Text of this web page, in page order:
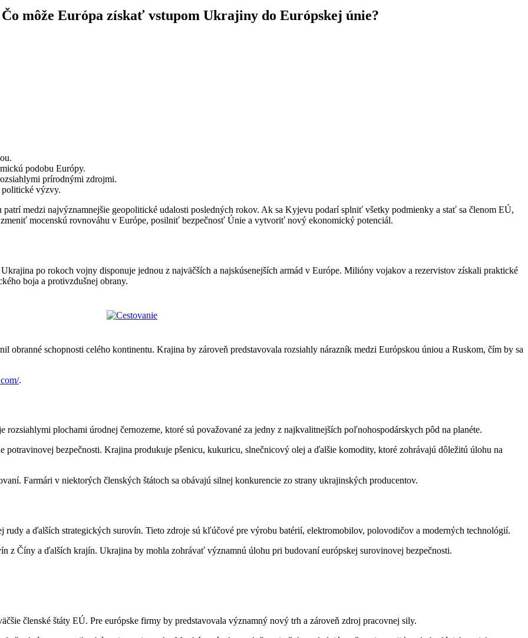
môže Európa získať vstupom Ukrajiny do Európskej únie?
podobu Európy.
prírodnými zdrojmi.
politické výzvy.
medzi najvýznamnejšie geopolitické udalosti posledných rokov. Ak sa Kyjevu podarí splniť všetky podmienky a stať sa členom EÚ,
mocenskú rovnováhu v Európe, posilniť bezpečnosť Únie a vytvoriť nový ekonomický potenciál.
po rokoch vojny disponuje jednou z najväčších a najskúsenejších armád v Európe. Milióny vojakov a rezervistov získali praktické
boja a protivzdušnej obrany.
obranné schopnosti celého kontinentu. Krajina by zároveň predstavovala rozsiahly nárazník medzi Európskou úniou a Ruskom, čím by sa
.
plochami úrodnej černozeme, ktoré sú považované za jedny z najkvalitnejších poľnohospodárskych pôd na planéte.
bezpečnosti. Krajina produkuje pšenicu, kukuricu, slnečnicový olej a ďalšie komodity, ktoré zohrávajú dôležitú úlohu na
Farmári v niektorých členských štátoch sa obávajú silnej konkurencie zo strany ukrajinských producentov.
a ďalších strategických surovín. Tieto zdroje sú kľúčové pre výrobu batérií, elektromobilov, polovodičov a moderných technológií.
z Číny a ďalších krajín. Ukrajina by mohla zohrávať významnú úlohu pri budovaní európskej surovinovej bezpečnosti.
členské štáty EÚ. Pre európske firmy by predstavovala významný nový trh a zároveň zdroj pracovnej sily.